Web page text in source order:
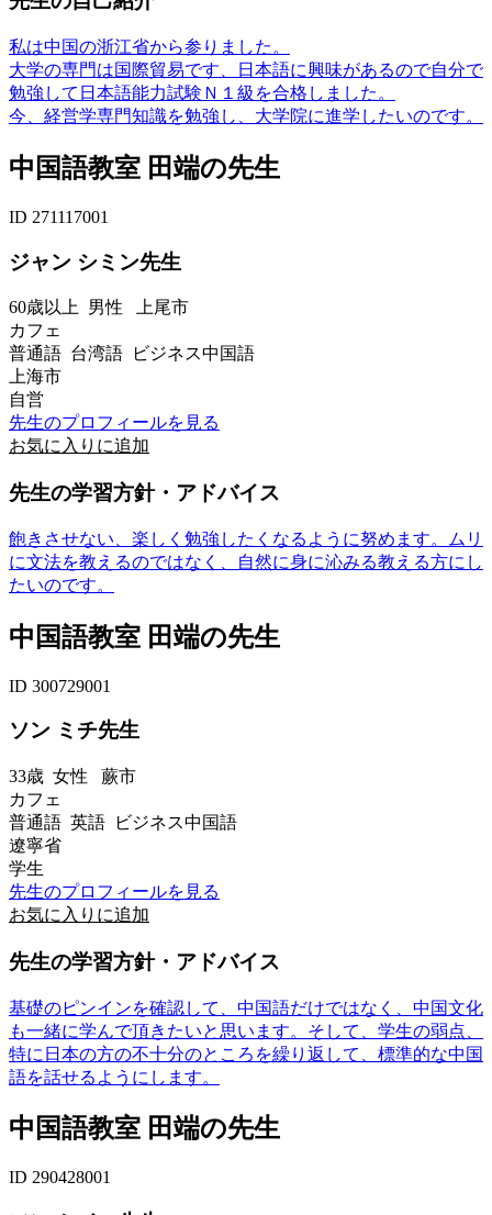
私は中国の浙江省から参りました。
大学の専門は国際貿易です、日本語に興味があるので自分で
勉強して日本語能力試験Ｎ１級を合格しました。
今、経営学専門知識を勉強し、大学院に進学したいのです。
中国語教室 田端の先生
ID 271117001
ジャン シミン先生
60歳以上 男性 上尾市
カフェ
普通語 台湾語 ビジネス中国語
上海市
自営
先生のプロフィールを見る
お気に入りに追加
先生の学習方針・アドバイス
飽きさせない、楽しく勉強したくなるように努めます。ムリ
に文法を教えるのではなく、自然に身に沁みる教える方にし
たいのです。
中国語教室 田端の先生
ID 300729001
ソン ミチ先生
33歳 女性 蕨市
カフェ
普通語 英語 ビジネス中国語
遼寧省
学生
先生のプロフィールを見る
お気に入りに追加
先生の学習方針・アドバイス
基礎のピンインを確認して、中国語だけではなく、中国文化
も一緒に学んで頂きたいと思います。そして、学生の弱点、
特に日本の方の不十分のところを繰り返して、標準的な中国
語を話せるようにします。
中国語教室 田端の先生
ID 290428001